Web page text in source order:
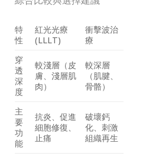
特
性
紅光光療
(LLLT)
衝擊波治
療
穿
透
深
度
較淺層（皮
膚、淺層肌
肉）
較深層
（肌腱、
骨骼）
主
要
功
能
抗炎、促進
細胞修復、
止痛
破壞鈣
化、刺激
組織再生